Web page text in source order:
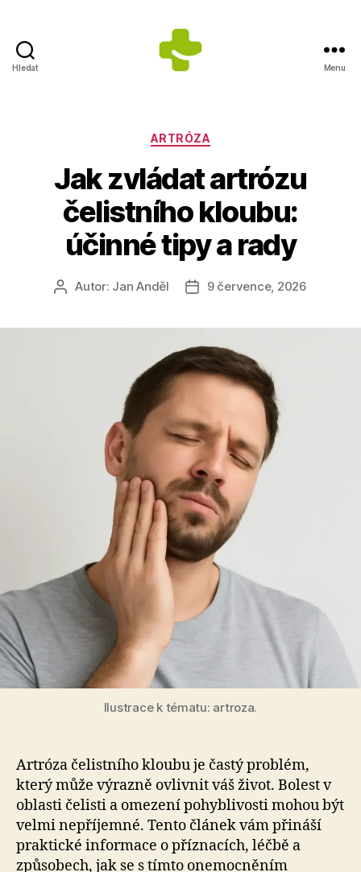
Hledat
Anděla
Menu
Rubriky
ARTRÓZA
Jak zvládat artrózu
čelistního kloubu:
účinné tipy a rady
AutorAutor: Jan Anděl
Datum
9 července, 2026
Ilustrace k tématu: artroza.
Artróza čelistního kloubu je častý problém,
který může výrazně ovlivnit váš život. Bolest v
oblasti čelisti a omezení pohyblivosti mohou být
velmi nepříjemné. Tento článek vám přináší
praktické informace o příznacích, léčbě a
způsobech, jak se s tímto onemocněním